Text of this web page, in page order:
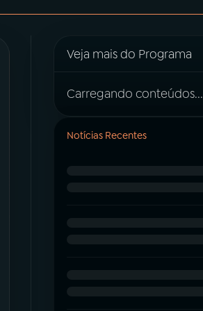
Veja mais do Programa
Carregando conteúdos...
Notícias Recentes